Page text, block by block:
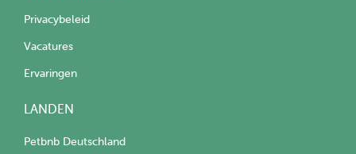
Privacybeleid
Vacatures
Ervaringen
LANDEN
Petbnb Deutschland